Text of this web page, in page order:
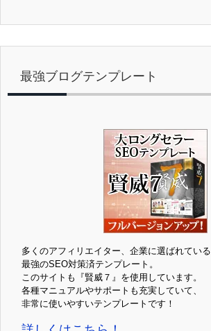
最強ブログテンプレート
多くのアフィリエイター、企業に選ばれている
最強のSEO対策済テンプレート。
このサイトも『賢威７』を使用しています。
各種マニュアルやサポートも充実していて、
非常に使いやすいテンプレートです！